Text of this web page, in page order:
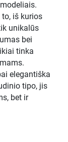
iš kurios
unikalūs
bei
tinka
elegantiška
tipo, jis
bet ir